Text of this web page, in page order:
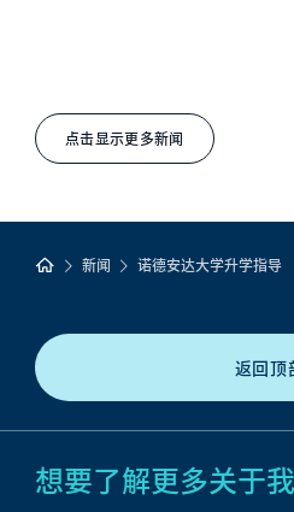
点击显示更多新闻
新闻 诺德安达大学升学指导
返回顶
想要了解更多关于